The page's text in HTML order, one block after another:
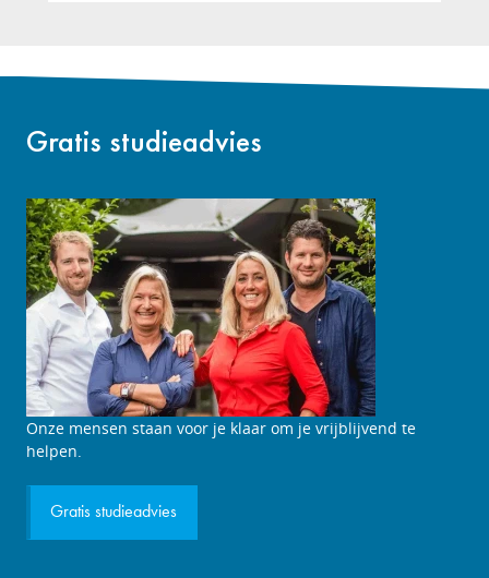
Gratis studieadvies
Studieadviesgesprek
aanvragen
Onze mensen staan voor je klaar om je vrijblijvend te
helpen.
Gratis studieadvies